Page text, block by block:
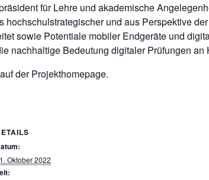
für Lehre und akademische
und aus Perspektive
sowie Potentiale mobiler Endgeräte und
nachhaltige Bedeutung digitaler Prüfungen an
der Projekthomepage.
Oktober 2022